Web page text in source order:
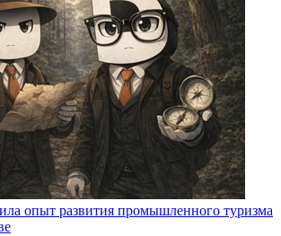
опыт развития промышленного туризма